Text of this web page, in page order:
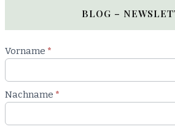
BLOG –
Newsletter
Blog
Vorname *
Nachname *